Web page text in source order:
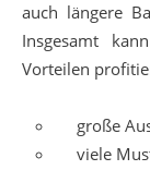
auch längere
Insgesamt
Vorteilen
große
viele